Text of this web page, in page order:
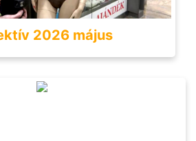
2026 május